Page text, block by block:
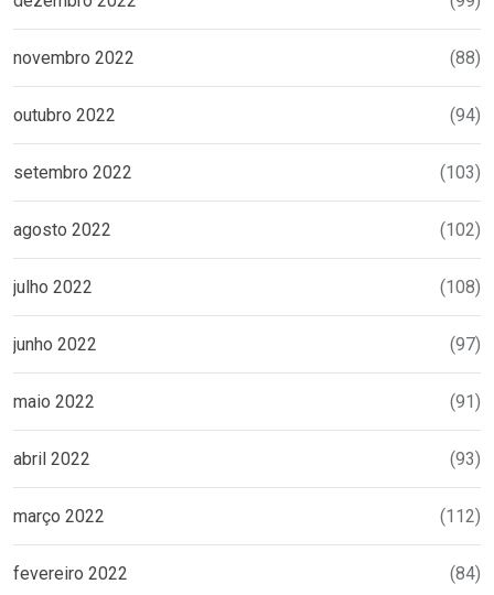
novembro 2022 (88)
outubro 2022 (94)
setembro 2022 (103)
agosto 2022 (102)
julho 2022 (108)
junho 2022 (97)
maio 2022 (91)
abril 2022 (93)
março 2022 (112)
fevereiro 2022 (84)